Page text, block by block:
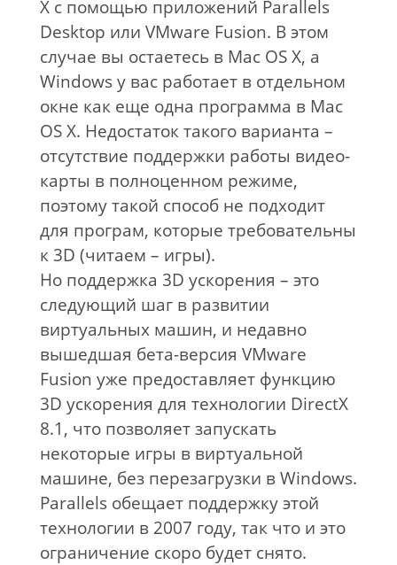
X с помощью приложений Parallels
Desktop или VMware Fusion. В этом
случае вы остаетесь в Mac OS X, а
Windows у вас работает в отдельном
окне как еще одна программа в Mac
OS X. Недостаток такого варианта –
отсутствие поддержки работы видео-
карты в полноценном режиме,
поэтому такой способ не подходит
для програм, которые требовательны
к 3D (читаем – игры).
Но поддержка 3D ускорения – это
следующий шаг в развитии
виртуальных машин, и недавно
вышедшая бета-версия VMware
Fusion уже предоставляет функцию
3D ускорения для технологии DirectX
8.1, что позволяет запускать
некоторые игры в виртуальной
машине, без перезагрузки в Windows.
Parallels обещает поддержку этой
технологии в 2007 году, так что и это
ограничение скоро будет снято.